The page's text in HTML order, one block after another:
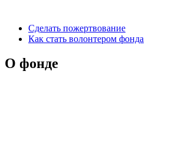
Сделать пожертвование
Как стать волонтером фонда
О фонде